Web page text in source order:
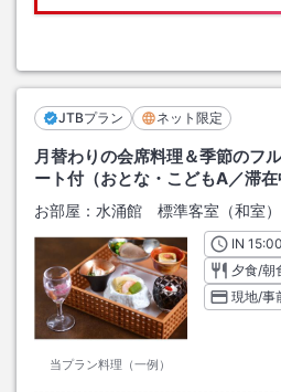
JTBプラン ネット限定
月替わりの会席料理＆季節のフ
ート付（おとな・こどもA／滞在
お部屋： 水涌館 標準客室（和室
当プラン料理（一例）
INチェ
15:00
夕食/朝
現地/事